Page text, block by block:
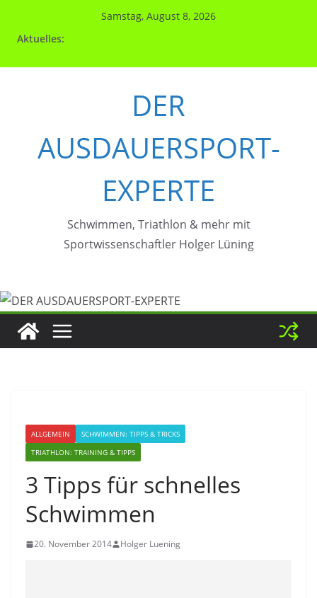
Samstag, August 8, 2026
Aktuelles:
DER
AUSDAUERSPORT-
EXPERTE
Schwimmen, Triathlon & mehr mit
Sportwissenschaftler Holger Lüning
ALLGEMEIN
SCHWIMMEN: TIPPS & TRICKS
TRIATHLON: TRAINING & TIPPS
3 Tipps für schnelles
Schwimmen
20. November 2014 Holger Luening